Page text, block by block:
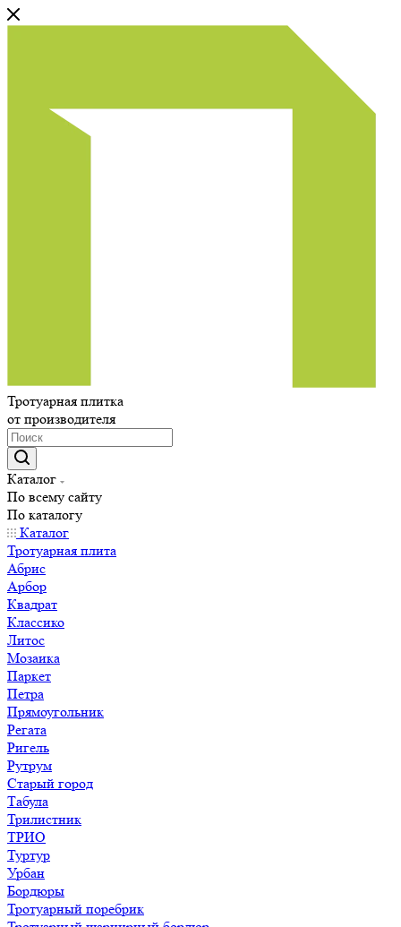
Тротуарная плитка
от производителя
Каталог
По всему сайту
По каталогу
Каталог
Тротуарная плита
Абрис
Арбор
Квадрат
Классико
Литос
Мозаика
Паркет
Петра
Прямоугольник
Регата
Ригель
Рутрум
Старый город
Табула
Трилистник
ТРИО
Туртур
Урбан
Бордюры
Тротуарный поребрик